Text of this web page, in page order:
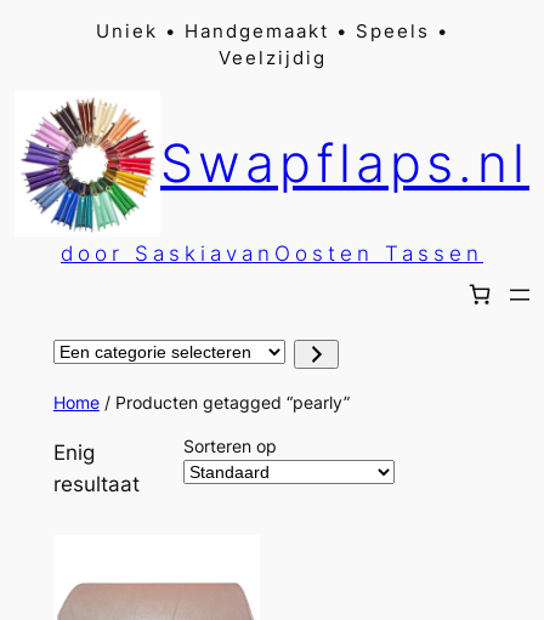
inhoud
Uniek • Handgemaakt • Speels •
Veelzijdig
Swapflaps.nl
door SaskiavanOosten Tassen
Een
categorie
Home/ Producten getagged “pearly”
Enig
resultaat
Sorteren op